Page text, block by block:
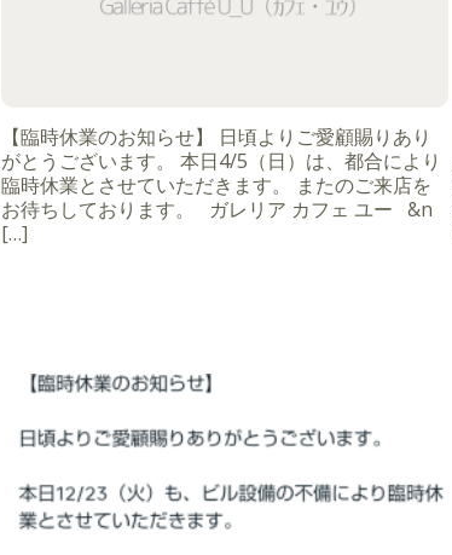
【臨時休業のお知らせ】 日頃よりご愛顧賜りあり
がとうございます。 本日4/5（日）は、都合により
臨時休業とさせていただきます。 またのご来店を
お待ちしております。 ガレリア カフェ ユー &n
[…]